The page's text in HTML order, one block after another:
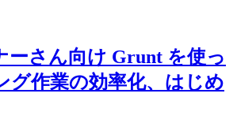
ーさん向け Grunt を使っ
グ作業の効率化、はじめ